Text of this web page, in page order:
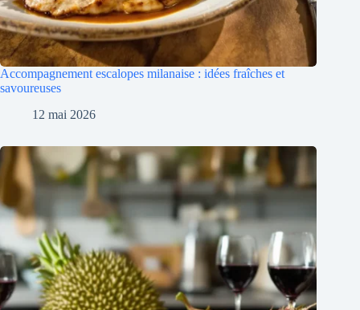
Accompagnement escalopes milanaise : idées fraîches et
savoureuses
12 mai 2026